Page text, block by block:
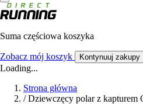
Suma częściowa koszyka
Zobacz mój koszyk Kontynuuj zakupy
Loading...
Strona główna
/ Dziewczęcy polar z kapturem